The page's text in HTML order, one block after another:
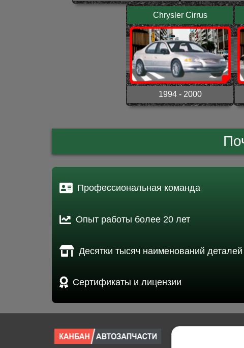
Chrysler Cirrus
1994 - 2000
Профессиональная команда
Опыт работы более 20 лет
Десятки тысяч наименований
Сертификаты и лицензии